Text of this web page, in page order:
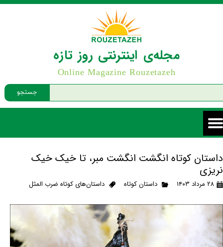
جستجو
مجله‌ی اینترنتی روز تازه
Online Magazine Rouzetazeh
داستان کوتاه انگشت انگشت مبر، تا خیک خیک
نریزی
۲۸ مرداد ۱۴۰۳ داستان کوتاه داستان‌های کوتاه ضرب المثل